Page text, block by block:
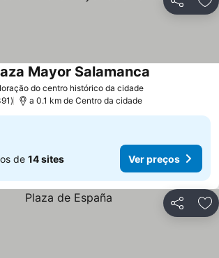
Partilhar
do centro histórico da cidade
Mayor Salamanca
a 0.1 km de Centro da cidade
de 14 sites Ver preços
Partilhar